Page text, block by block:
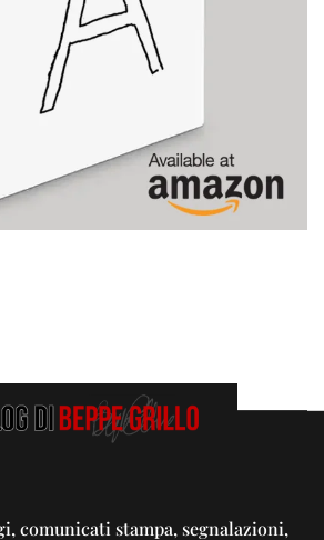
comunicati stampa, segnalazioni,